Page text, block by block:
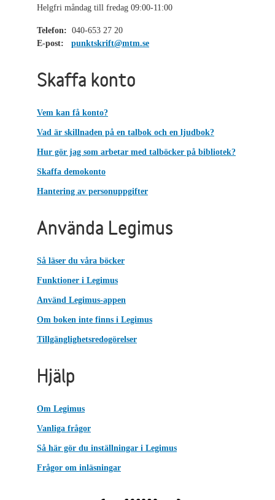
Helgfri måndag till fredag 09:00-11:00
Telefon: 040-653 27 20
E-post:
punktskrift@mtm.se
Skaffa konto
Vem kan få konto?
Vad är skillnaden på en talbok och en ljudbok?
Hur gör jag som arbetar med talböcker på bibliotek?
Skaffa demokonto
Hantering av personuppgifter
Använda Legimus
Så läser du våra böcker
Funktioner i Legimus
Använd Legimus-appen
Om boken inte finns i Legimus
Tillgänglighetsredogörelser
Hjälp
Om Legimus
Vanliga frågor
Så här gör du inställningar i Legimus
Frågor om inläsningar